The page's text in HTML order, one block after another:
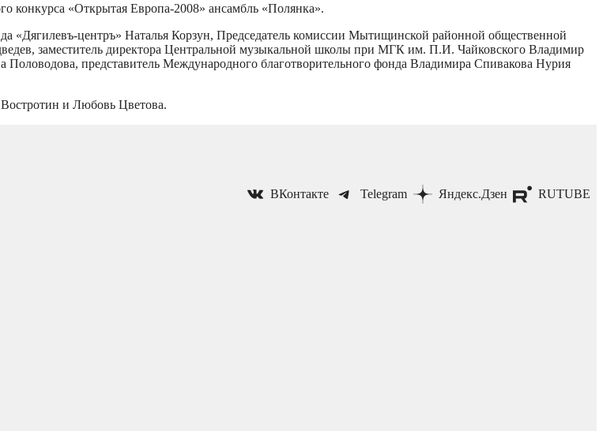
конкурса «Открытая Европа-2008» ансамбль «Полянка».
«Дягилевъ-центръ» Наталья Корзун, Председатель комиссии Мытищинской районной общественной
заместитель директора Центральной музыкальной школы при МГК им. П.И. Чайковского Владимир
Половодова, представитель Международного благотворительного фонда Владимира Спивакова Нурия
и Любовь Цветова.
ВКонтакте Telegram Яндекс.Дзен RUTUBE